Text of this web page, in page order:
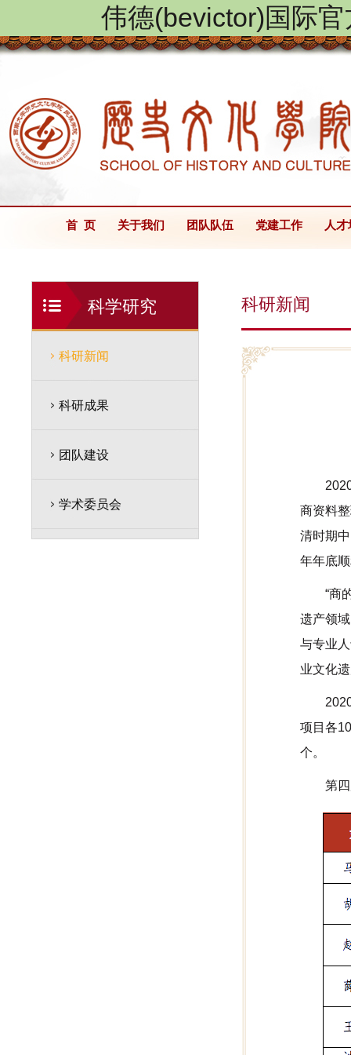
伟德(bevictor)国际
首 页 关于我们 团队队伍 党建工作 人
科学研究
科研新闻
科研成果
团队建设
学术委员会
科研新闻
商资料
清时期
年年底
“商
遗产领
与专业
业文化
项目各
个。
第